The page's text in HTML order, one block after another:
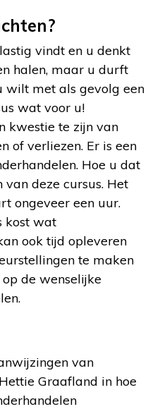
vindt en u denkt
halen, maar u durft
wilt met als gevolg een
wat voor u!
kwestie te zijn van
of verliezen. Er is een
Hoe u dat
deze cursus. Het
ongeveer een uur.
kost wat
ook tijd opleveren
te maken
de wenselijke
van
Graafland in hoe